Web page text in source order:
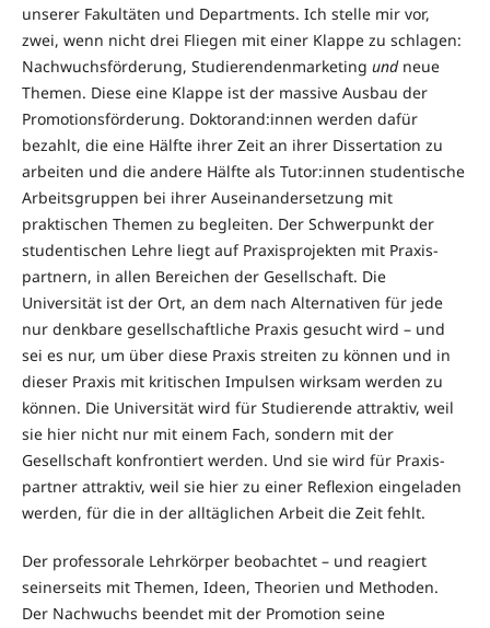
unserer Fakultäten und Departments. Ich stelle mir vor,
zwei, wenn nicht drei Fliegen mit einer Klappe zu schlagen:
Nach­wuchs­­förderung, Studierendenmarketing undneue
Themen. Diese eine Klap­­pe ist der massive Ausbau der
Promotionsförderung. Doktorand:innen wer­den dafür
bezahlt, die eine Hälfte ihrer Zeit an ihrer Dissertation zu
arbeiten und die andere Hälfte als Tutor:innen studentische
Arbeitsgruppen bei ihrer Auseinandersetzung mit
praktischen Themen zu begleiten. Der Schwerpunkt der
studentischen Lehre liegt auf Praxisprojekten mit Praxis­
part­nern, in allen Bereichen der Gesellschaft. Die
Universität ist der Ort, an dem nach Alternativen für jede
nur denkbare gesellschaftliche Praxis gesucht wird – und
sei es nur, um über diese Praxis streiten zu können und in
dieser Pra­xis mit kritischen Impulsen wirksam werden zu
können. Die Universität wird für Studierende attraktiv, weil
sie hier nicht nur mit einem Fach, son­dern mit der
Gesellschaft konfrontiert werden. Und sie wird für Praxis­
part­ner attraktiv, weil sie hier zu einer Reflexion eingeladen
werden, für die in der alltäglichen Arbeit die Zeit fehlt.
Der professorale Lehrkörper beobachtet – und reagiert
seinerseits mit The­men, Ideen, Theorien und Methoden.
Der Nachwuchs beendet mit der Pro­motion seine